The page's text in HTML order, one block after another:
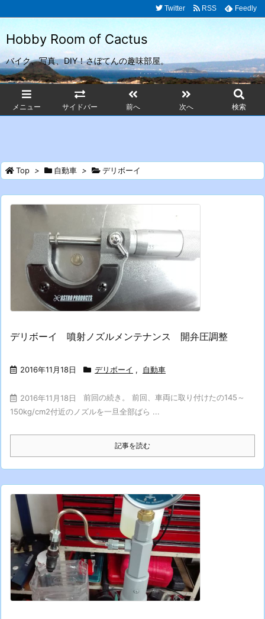
Hobby Room of Cactus
バイク、写真、DIY！さぼてんの趣味部屋。
メニュー サイドバー 前へ 次へ 検索
Twitter RSS Feedly
Top > 自動車 > デリボーイ
デリボーイ 噴射ノズルメンテナンス 開弁圧調整
2016年11月18日 デリボーイ , 自動車
2016年11月18日
前回の続き。 前回、車両に取り付けたの145～
150kg/cm2付近のノズルを一旦全部ばら ...
記事を読む